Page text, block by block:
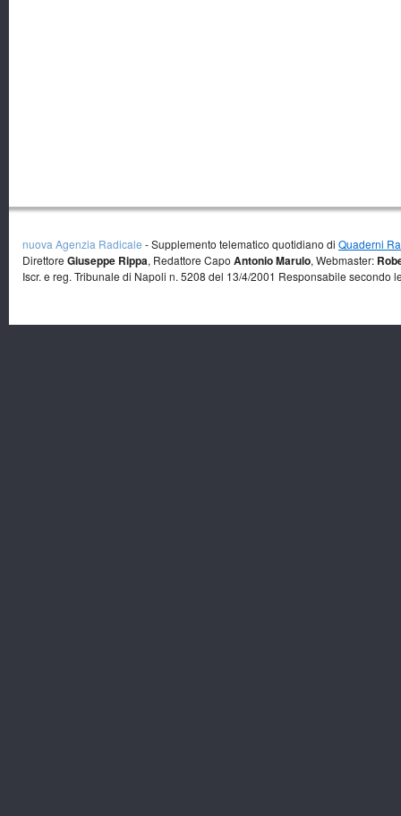
nuova Agenzia Radicale - Supplemento telematico quotidiano di Quaderni
Direttore Giuseppe Rippa, Redattore Capo Antonio Marulo, Webmaster:
Iscr. e reg. Tribunale di Napoli n. 5208 del 13/4/2001 Responsabile secondo